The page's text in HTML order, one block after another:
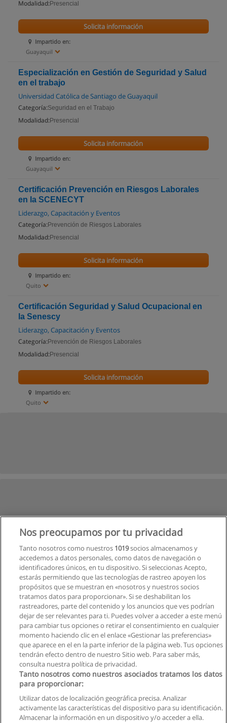
Modalidad: Presencial
Impartido en:
Guayaquil
Solicita información
Especialización en Gestión de Seguridad y Salud
en el trabajo
Universidad Católica de Santiago de Guayaquil
Categoría:Seguridad en el Trabajo
Modalidad: Presencial
Impartido en:
Guayaquil
Solicita información
Certificación Prevención en Riesgos Laborales
en la SCENECYT
Liderazgo, Capacitación y Eventos
Categoría: Prevención de Riesgos Laborales
Modalidad: Presencial
Impartido en:
Quito
Solicita información
Certificación Seguridad y Salud Ocupacional en
la Senescy
Liderazgo, Capacitación y Eventos
Categoría: Prevención de Riesgos Laborales
Modalidad: Presencial
Impartido en:
Quito
Solicita información
Siguiente
Página1de2
Privacidad de datos
Nos preocupamos por tu privacidad
Tanto nosotros como nuestros 1019socios almacenamos y
accedemos a datos personales, como datos de navegación o
identificadores únicos, en tu dispositivo. Si seleccionas Acepto,
estarás permitiendo que las tecnologías de rastreo apoyen los
propósitos que se muestran en «nosotros y nuestros socios
tratamos datos para proporcionar». Si se deshabilitan los
rastreadores, parte del contenido y los anuncios que ves podrían
dejar de ser relevantes para ti. Puedes volver a acceder a este menú
para cambiar tus opciones o retirar el consentimiento en cualquier
momento haciendo clic en el enlace «Gestionar las preferencias»
que aparece en el en la parte inferior de la página web. Tus opciones
tendrán efecto dentro de nuestro Sitio web. Para saber más,
consulta nuestra política de privacidad.
Tanto nosotros como nuestros asociados tratamos los datos
para proporcionar:
Utilizar datos de localización geográfica precisa. Analizar
activamente las características del dispositivo para su identificación.
Almacenar la información en un dispositivo y/o acceder a ella.